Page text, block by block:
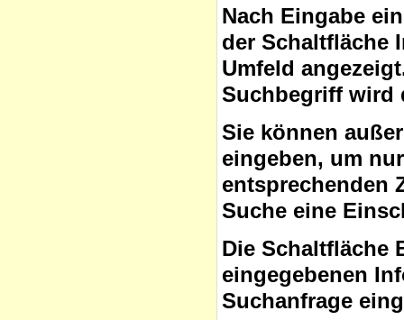
Nach Eingabe
der Schaltfläche
Umfeld
Suchbegriff wird
Sie können
eingeben, um
entsprechenden
Suche eine
Die Schaltfläche
eingegebenen
Suchanfrage